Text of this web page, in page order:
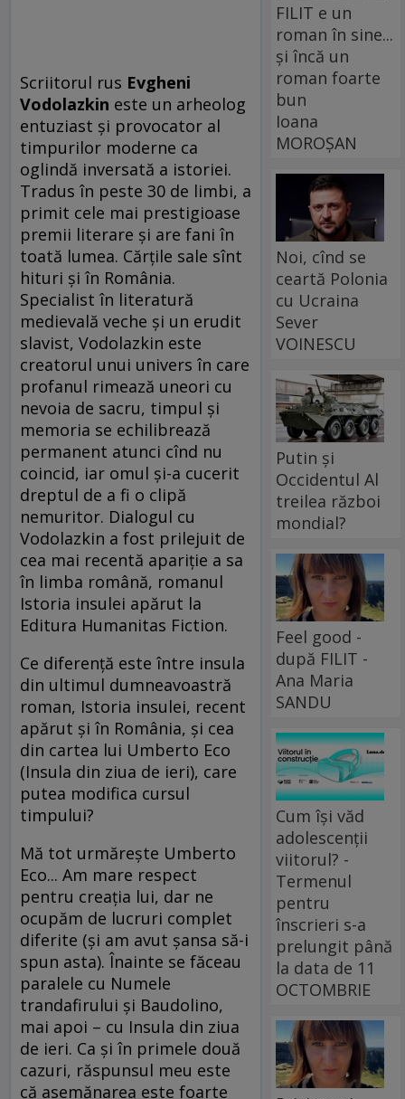
Scriitorul rus Evgheni
Vodolazkin este un arheolog
entuziast și provocator al
timpurilor moderne ca
oglindă inversată a istoriei.
Tradus în peste 30 de limbi, a
primit cele mai prestigioase
premii literare și are fani în
toată lumea. Cărțile sale sînt
hituri și în România.
Specialist în literatură
medievală veche și un erudit
slavist, Vodolazkin este
creatorul unui univers în care
profanul rimează uneori cu
nevoia de sacru, timpul și
memoria se echilibrează
permanent atunci cînd nu
coincid, iar omul și-a cucerit
dreptul de a fi o clipă
nemuritor. Dialogul cu
Vodolazkin a fost prilejuit de
cea mai recentă apariție a sa
în limba română, romanul
Istoria insulei apărut la
Editura Humanitas Fiction.
Ce diferență este între insula
din ultimul dumneavoastră
roman, Istoria insulei, recent
apărut și în România, și cea
din cartea lui Umberto Eco
(Insula din ziua de ieri), care
putea modifica cursul
timpului?
Mă tot urmărește Umberto
Eco... Am mare respect
pentru creația lui, dar ne
ocupăm de lucruri complet
diferite (și am avut șansa să-i
spun asta). Înainte se făceau
paralele cu Numele
trandafirului și Baudolino,
mai apoi – cu Insula din ziua
de ieri. Ca și în primele două
cazuri, răspunsul meu este
că asemănarea este foarte
FILIT e un
roman în sine...
și încă un
roman foarte
bun
Ioana
MOROȘAN
Noi, cînd se
ceartă Polonia
cu Ucraina
Sever
VOINESCU
Putin și
Occidentul Al
treilea război
mondial?
Feel good -
după FILIT -
Ana Maria
SANDU
Cum își văd
adolescenții
viitorul? -
Termenul
pentru
înscrieri s-a
prelungit până
la data de 11
OCTOMBRIE